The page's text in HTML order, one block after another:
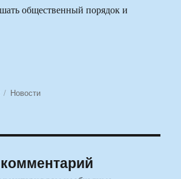
общественный порядок и
Рубрики
Новости